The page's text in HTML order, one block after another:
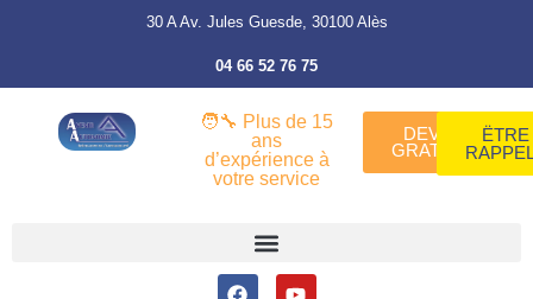
30 A Av. Jules Guesde, 30100 Alès
04 66 52 76 75
🧑‍🔧 Plus de 15
ans
d’expérience à
votre service
DEVIS
GRATUIT
ËTRE
FacebookYoutube